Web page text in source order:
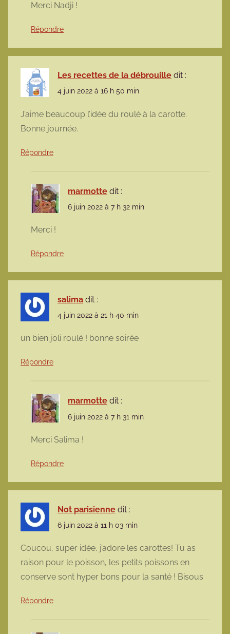
Merci Nadji !
Répondre
Les recettes de la débrouille dit :
4 juin 2022 à 16 h 50 min
J’aime beaucoup l’idée du roulé à la carotte.
Bonne journée.
Répondre
marmotte dit :
6 juin 2022 à 7 h 32 min
Merci !
Répondre
salima dit :
4 juin 2022 à 21 h 40 min
un bien joli roulé ! bonne soirée
Répondre
marmotte dit :
6 juin 2022 à 7 h 31 min
Merci Salima !
Répondre
Not parisienne dit :
6 juin 2022 à 11 h 03 min
Coucou, super idée, j’adore les carottes! Tu as
raison pour le poisson, les petits poissons en
conserve sont hyper bons pour la santé ! Bisous
Répondre